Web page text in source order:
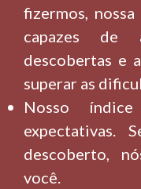
fizermos,
capazes de
descobertas e
superar as
Nosso
expectativas.
descoberto,
você.